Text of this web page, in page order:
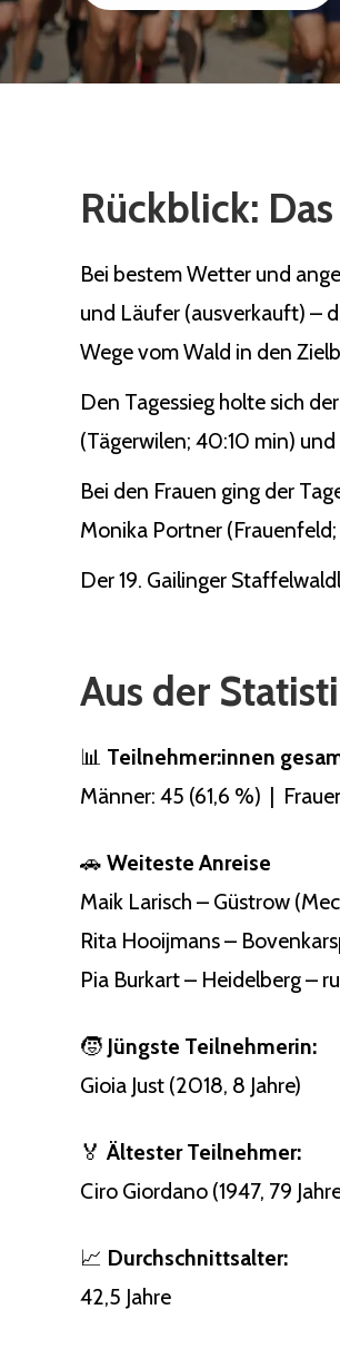
Rückblick:
Bei bestem Wetter und
und Läufer (ausverkauft) –
Wege vom Wald in den
Den Tagessieg holte sich
(Tägerwilen; 40:10 min)
Bei den Frauen ging der
Monika Portner
Der 19. Gailinger
Aus der
📊 Teilnehmer:innen
Männer: 45 (61,6 %) |
🚗 Weiteste Anreise
Maik Larisch – Güstrow
Rita Hooijmans –
Pia Burkart – Heidelberg –
🧒 Jüngste Teilnehmerin:
Gioia Just (2018, 8 Jahre)
🏅 Ältester Teilnehmer:
Ciro Giordano (1947, 79
📈 Durchschnittsalter:
42,5 Jahre